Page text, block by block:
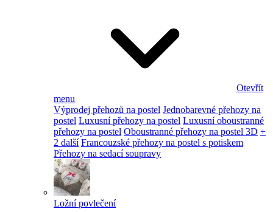
Otevřít
menu
Výprodej přehozů na postel Jednobarevné přehozy na
postel Luxusní přehozy na postel Luxusní oboustranné
přehozy na postel Oboustranné přehozy na postel 3D +
2 další Francouzské přehozy na postel s potiskem
Přehozy na sedací soupravy
Ložní povlečení